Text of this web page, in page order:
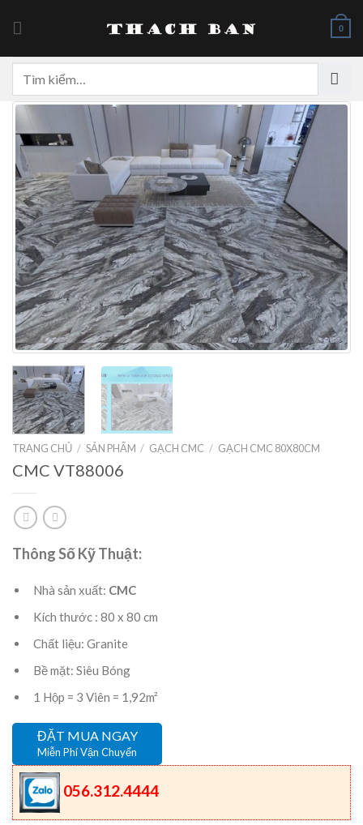
0
kiếm:
TRANG CHỦ / SẢN PHẨM / GẠCH CMC / GẠCH CMC 80X80CM
CMC VT88006
Thông Số Kỹ Thuật:
Nhà sản xuất: CMC
Kích thước : 80 x 80 cm
Chất liệu: Granite
Bề mặt: Siêu Bóng
1 Hộp = 3 Viên = 1,92m²
ĐẶT MUA NGAY
Miễn Phí Vận Chuyển
056.312.4444